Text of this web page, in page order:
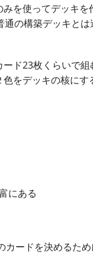
を使ってデッキを
の構築デッキとは
ド23枚くらいで組
をデッキの核にす
にある
カードを決めるた